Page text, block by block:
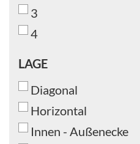
3
4
LAGE
LAGE
Diagonal
Horizontal
Innen - Außenecke